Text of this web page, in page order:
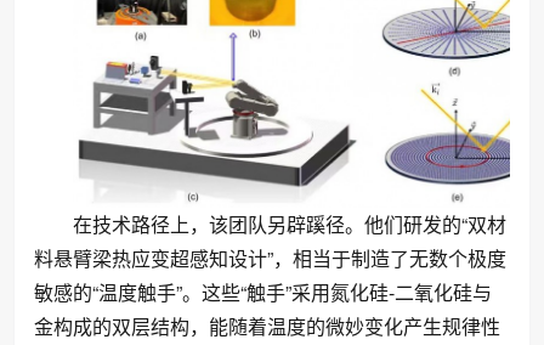
在技术路径上，该团队另辟蹊径。他们研发的“双材
料悬臂梁热应变超感知设计”，相当于制造了无数个极度
敏感的“温度触手”。这些“触手”采用氮化硅-二氧化硅与
金构成的双层结构，能随着温度的微妙变化产生规律性